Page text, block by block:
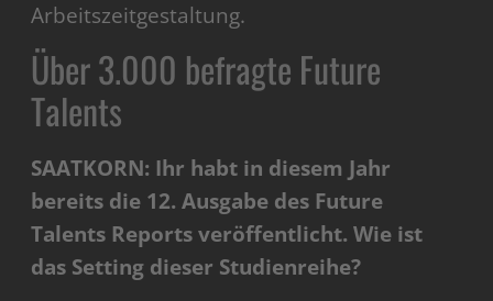
Arbeitszeitgestaltung.
Über 3.000 befragte Future
Talents
SAATKORN: Ihr habt in diesem Jahr
bereits die 12. Ausgabe des Future
Talents Reports veröffentlicht. Wie ist
das Setting dieser Studienreihe?